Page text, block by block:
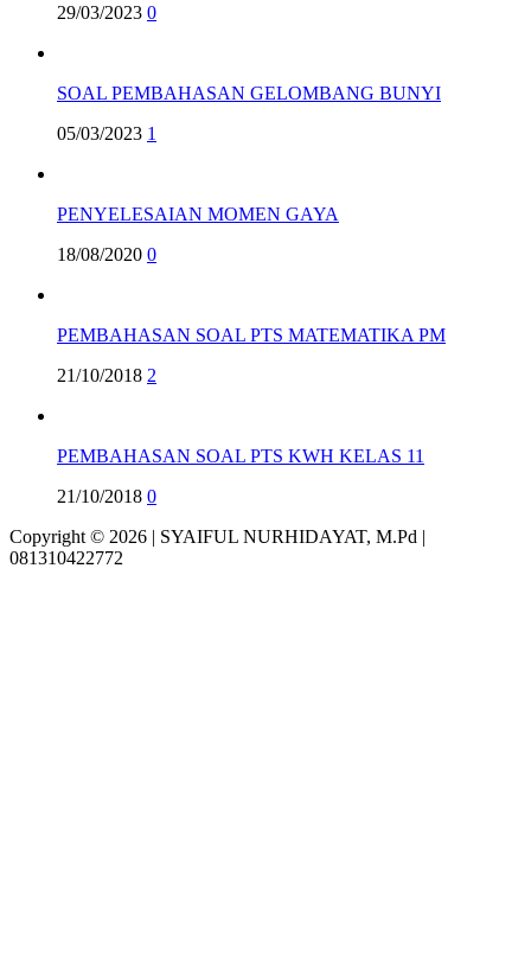
29/03/2023 0
SOAL PEMBAHASAN GELOMBANG BUNYI
05/03/2023 1
PENYELESAIAN MOMEN GAYA
18/08/2020 0
PEMBAHASAN SOAL PTS MATEMATIKA PM
21/10/2018 2
PEMBAHASAN SOAL PTS KWH KELAS 11
21/10/2018 0
Copyright © 2026 | SYAIFUL NURHIDAYAT, M.Pd |
081310422772